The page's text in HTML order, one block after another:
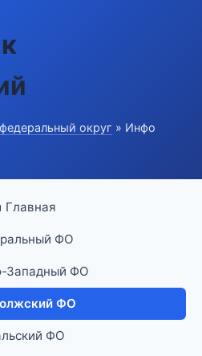
округ » Инфо
Главная
ФО
Западный ФО
ФО
ФО